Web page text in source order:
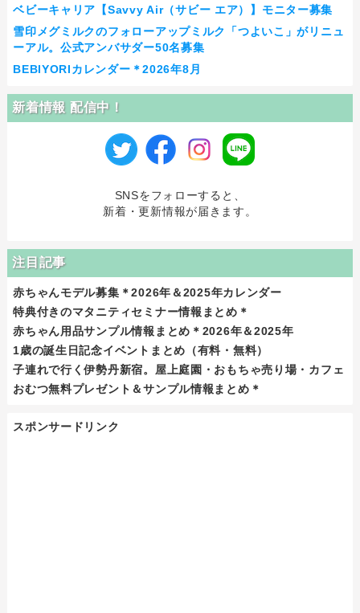
ベビーキャリア【Savvy Air（サビー エア）】モニター募集
雪印メグミルクのフォローアップミルク「つよいこ」がリニュ
ーアル。公式アンバサダー50名募集
BEBIYORIカレンダー＊2026年8月
新着情報 配信中！
SNSをフォローすると、
新着・更新情報が届きます。
注目記事
赤ちゃんモデル募集＊2026年＆2025年カレンダー
特典付きのマタニティセミナー情報まとめ＊
赤ちゃん用品サンプル情報まとめ＊2026年＆2025年
1歳の誕生日記念イベントまとめ（有料・無料）
子連れで行く伊勢丹新宿。屋上庭園・おもちゃ売り場・カフェ
おむつ無料プレゼント＆サンプル情報まとめ＊
スポンサードリンク